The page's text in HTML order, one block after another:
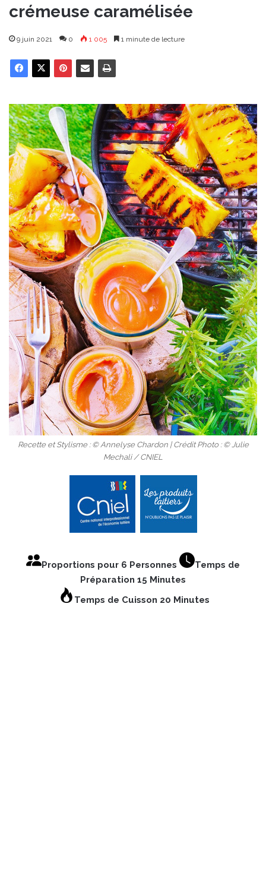
crémeuse caramélisée
9 juin 2021 0 1 005 1 minute de lecture
Recette et Stylisme : © Annelyse Chardon | Crédit Photo : © Julie
Mechali / CNIEL
Proportions pour 6 Personnes
Temps de
Préparation 15 Minutes
Temps de Cuisson 20 Minutes